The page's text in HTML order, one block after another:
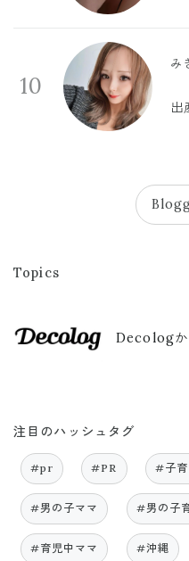
10
み
出
Topics
Decologか
注目のハッシュタグ
#pr #PR #子育
#男の子ママ #男の子
#育児中ママ #沖縄